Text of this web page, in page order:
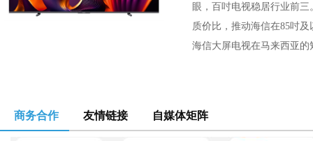
眼，百吋电视稳居行业前
质价比，推动海信在85吋
海信大屏电视在马来西亚
商务合作 友情链接 自媒体矩阵